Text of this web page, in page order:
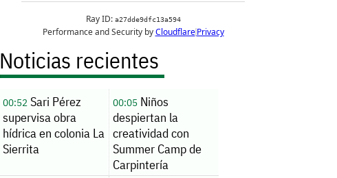
Noticias recientes
00:52 Sari Pérez
supervisa obra
hídrica en colonia La
Sierrita
00:05Niños
despiertan la
creatividad con
Summer Camp de
Carpintería